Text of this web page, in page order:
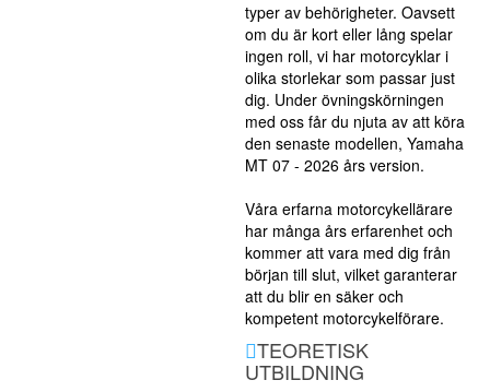
typer av behörigheter. Oavsett
om du är kort eller lång spelar
ingen roll, vi har motorcyklar i
olika storlekar som passar just
dig. Under övningskörningen
med oss får du njuta av att köra
den senaste modellen, Yamaha
MT 07 - 2026 års version.
Våra erfarna motorcykellärare
har många års erfarenhet och
kommer att vara med dig från
början till slut, vilket garanterar
att du blir en säker och
kompetent motorcykelförare.
TEORETISK
UTBILDNING